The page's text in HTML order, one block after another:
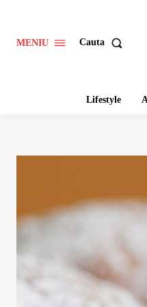
MENIU Cauta
Lifestyle